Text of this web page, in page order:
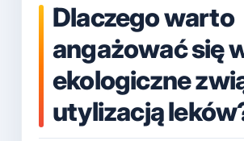
Dlaczego warto
angażować się
ekologiczne
utylizacją